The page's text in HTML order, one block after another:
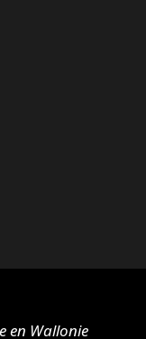
en Wallonie